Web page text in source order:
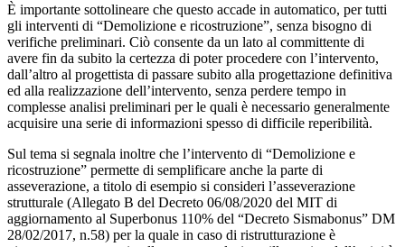
È importante sottolineare che questo accade in automatico, per tutti
gli interventi di “Demolizione e ricostruzione”, senza bisogno di
verifiche preliminari. Ciò consente da un lato al committente di
avere fin da subito la certezza di poter procedere con l’intervento,
dall’altro al progettista di passare subito alla progettazione definitiva
ed alla realizzazione dell’intervento, senza perdere tempo in
complesse analisi preliminari per le quali è necessario generalmente
acquisire una serie di informazioni spesso di difficile reperibilità.
Sul tema si segnala inoltre che l’intervento di “Demolizione e
ricostruzione” permette di semplificare anche la parte di
asseverazione, a titolo di esempio si consideri l’asseverazione
strutturale (Allegato B del Decreto 06/08/2020 del MIT di
aggiornamento al Superbonus 110% del “Decreto Sismabonus” DM
28/02/2017, n.58) per la quale in caso di ristrutturazione è